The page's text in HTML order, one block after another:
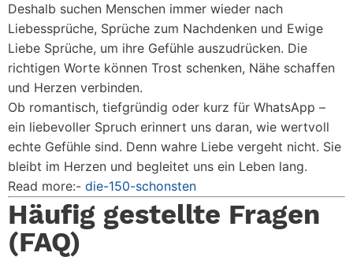
Deshalb suchen Menschen immer wieder nach
Liebessprüche, Sprüche zum Nachdenken und Ewige
Liebe Sprüche, um ihre Gefühle auszudrücken. Die
richtigen Worte können Trost schenken, Nähe schaffen
und Herzen verbinden.
Ob romantisch, tiefgründig oder kurz für WhatsApp –
ein liebevoller Spruch erinnert uns daran, wie wertvoll
echte Gefühle sind. Denn wahre Liebe vergeht nicht. Sie
bleibt im Herzen und begleitet uns ein Leben lang.
Read more:- die-150-schonsten
Häufig gestellte Fragen
(FAQ)